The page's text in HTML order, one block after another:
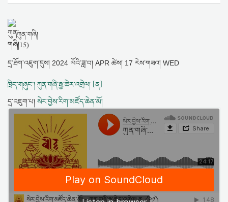
ཀུན་གཞི།
(15)
དྲ་ཐོག་འཇུག་དུས། 2024 ལོའི་ཟླ་བ། APR ཚེས། 17 རེས་གཟའ། WED
ཁྲིད་གཞུང་། ཀུན་གཞི་རྒྱ་ཆེར་འགྲེལ། [ན]
དྲ་འཇུག་པ། སེར་བྱེས་རིག་མཛོད་ཆེན་མོ།